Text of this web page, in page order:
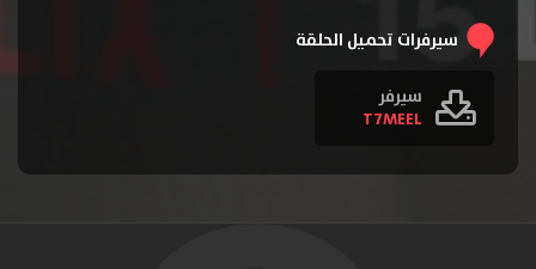
سيرفرات تحميل الحلقة
سيرفر
T7MEEL